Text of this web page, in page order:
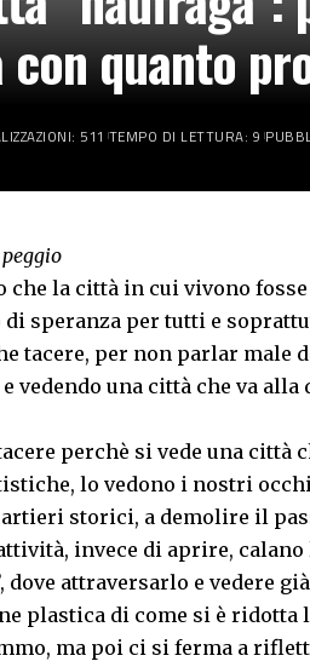
quanto
511 TEMPO DI LETTURA: 9
che la città in cui vivono
di speranza per tutti e
tacere, per non parlar male
vedendo una città che va
perchè si vede una
lo vedono i nostri
storici, a demolire il
invece di aprire,
, dove attraversarlo e vedere
plastica di come si è ridotta
ma poi ci si ferma a